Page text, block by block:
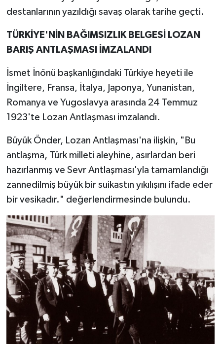
destanlarının yazıldığı savaş olarak tarihe geçti.
TÜRKİYE'NİN BAĞIMSIZLIK BELGESİ LOZAN
BARIŞ ANTLAŞMASI İMZALANDI
İsmet İnönü başkanlığındaki Türkiye heyeti ile
İngiltere, Fransa, İtalya, Japonya, Yunanistan,
Romanya ve Yugoslavya arasında 24 Temmuz
1923'te Lozan Antlaşması imzalandı.
Büyük Önder, Lozan Antlaşması'na ilişkin, "Bu
antlaşma, Türk milleti aleyhine, asırlardan beri
hazırlanmış ve Sevr Antlaşması'yla tamamlandığı
zannedilmiş büyük bir suikastın yıkılışını ifade eder
bir vesikadır." değerlendirmesinde bulundu.